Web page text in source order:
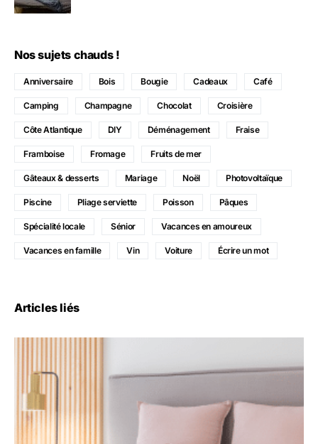
Nos sujets chauds !
Anniversaire Bois Bougie Cadeaux Café
Camping Champagne Chocolat Croisière
Côte Atlantique DIY Déménagement Fraise
Framboise Fromage Fruits de mer
Gâteaux & desserts Mariage Noël Photovoltaïque
Piscine Pliage serviette Poisson Pâques
Spécialité locale Sénior Vacances en amoureux
Vacances en famille Vin Voiture Écrire un mot
Articles liés